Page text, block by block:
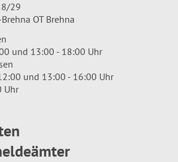
29
OT Brehna
und 13:00 - 18:00 Uhr
und 13:00 - 16:00 Uhr
Uhr